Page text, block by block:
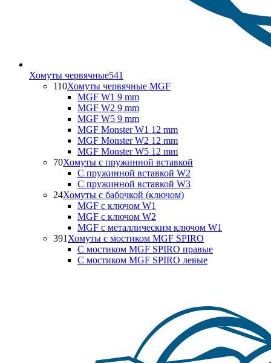
Хомуты червячные541
110Хомуты червячные MGF
MGF W1 9 mm
MGF W2 9 mm
MGF W5 9 mm
MGF Monster W1 12 mm
MGF Monster W2 12 mm
MGF Monster W5 12 mm
70Хомуты с пружинной вставкой
С пружинной вставкой W2
С пружинной вставкой W3
24Хомуты с бабочкой (ключом)
MGF с ключом W1
MGF с ключом W2
MGF с металлическим ключом W1
391 Хомуты с мостиком MGF SPIRO
С мостиком MGF SPIRO правые
С мостиком MGF SPIRO левые